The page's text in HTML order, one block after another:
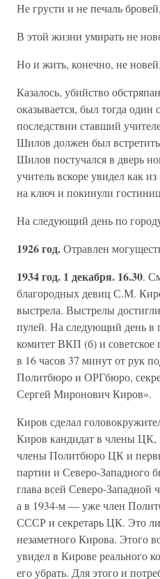
Не грусти и не печаль
В этой жизни умирать не
Но и жить, конечно, не новей.
Казалось, убийство
оказывается, был тогда один
последствии ставший
Шилов должен был
Шилов постучался в дверь
учитель вскоре увидел как
на ключ и покинули
На следующий день по
1926 год.Отравлен
1934 год. 1 декабря. 16.30.
благородных девиц С.М.
выстрела. Выстрелы
пулей. На следующий день в
комитет ВКП (б) и советское
в 16 часов 37 минут от рук
Политбюро и ОРГбюро,
Сергей Миронович Киров».
Киров сделал
Киров кандидат в члены ЦК,
члены Политбюро ЦК и
партии и Северо-Западного
глава всей Северо-
а в 1934-м — уже член
СССР и секретарь ЦК. Это ли
незаметного Кирова. Этого
увидел в Кирове реального
его убрать. Для этого и